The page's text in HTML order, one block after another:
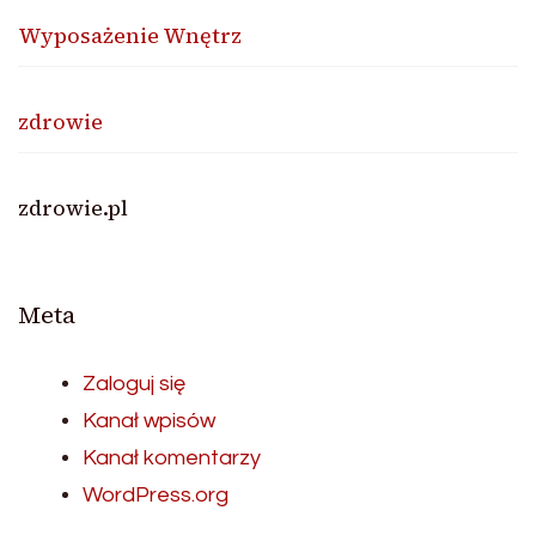
Wyposażenie Wnętrz
zdrowie
zdrowie.pl
Meta
Zaloguj się
Kanał wpisów
Kanał komentarzy
WordPress.org